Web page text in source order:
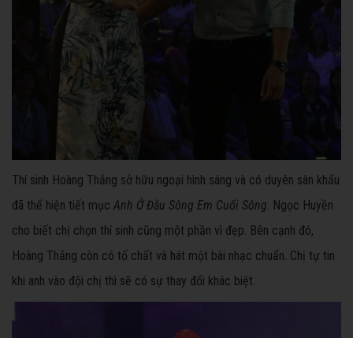
Thí sinh Hoàng Thắng sở hữu ngoại hình sáng và có duyên sân khấu
đã thể hiện tiết mục Anh Ở Đầu Sông Em Cuối Sông . Ngọc Huyền
cho biết chị chọn thí sinh cũng một phần vì đẹp. Bên cạnh đó,
Hoàng Thắng còn có tố chất và hát một bài nhạc chuẩn. Chị tự tin
khi anh vào đội chị thì sẽ có sự thay đổi khác biệt.